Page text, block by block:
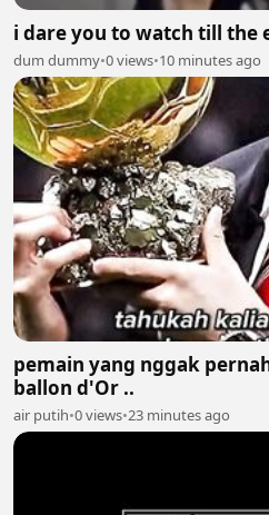
i dare you to watch till the
dum dummy•0 views•10 minutes ago
pemain yang nggak
ballon d'Or ..
air putih•0 views•23 minutes ago